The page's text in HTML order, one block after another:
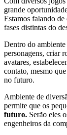
grande
Estamos falando
fases distintas do
Dentro do
personagens, criar
avatares,
contato, mesmo
no futuro.
Ambiente de
permite que os
futuro. Serão eles
engenheiros da